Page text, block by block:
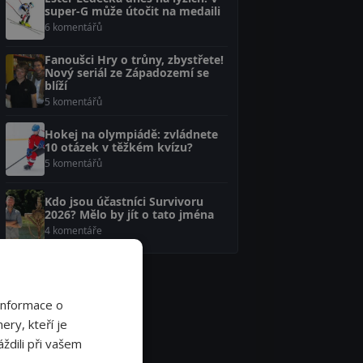
super-G může útočit na medaili
6 komentářů
Fanoušci Hry o trůny, zbystřete!
Nový seriál ze Západozemí se
blíží
5 komentářů
Hokej na olympiádě: zvládnete
10 otázek v těžkém kvízu?
5 komentářů
Kdo jsou účastníci Survivoru
2026? Mělo by jít o tato jména
4 komentáře
o
kteří je
při vašem